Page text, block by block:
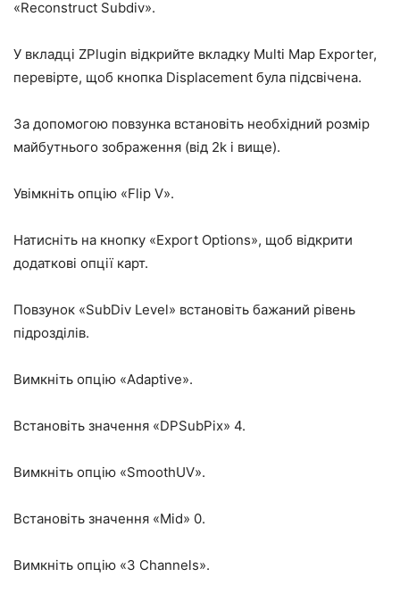
«Reconstruct Subdiv».
У вкладці ZPlugin відкрийте вкладку Multi Map Exporter,
перевірте, щоб кнопка Displacement була підсвічена.
За допомогою повзунка встановіть необхідний розмір
майбутнього зображення (від 2k і вище).
Увімкніть опцію «Flip V».
Натисніть на кнопку «Export Options», щоб відкрити
додаткові опції карт.
Повзунок «SubDiv Level» встановіть бажаний рівень
підрозділів.
Вимкніть опцію «Adaptive».
Встановіть значення «DPSubPix» 4.
Вимкніть опцію «SmoothUV».
Встановіть значення «Mid» 0.
Вимкніть опцію «3 Channels».